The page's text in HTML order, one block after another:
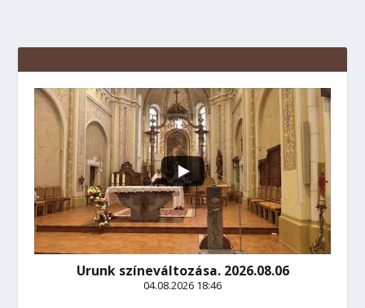
Urunk színeváltozása. 2026.08.06
04.08.2026 18:46